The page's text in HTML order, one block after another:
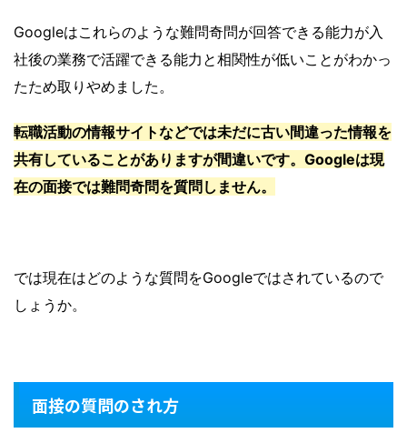
Googleはこれらのような難問奇問が回答できる能力が入
社後の業務で活躍できる能力と相関性が低いことがわかっ
たため取りやめました。
転職活動の情報サイトなどでは未だに古い間違った情報を
共有していることがありますが間違いです。Googleは現
在の面接では難問奇問を質問しません。
では現在はどのような質問をGoogleではされているので
しょうか。
面接の質問のされ方